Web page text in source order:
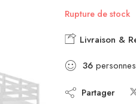
Rupture de stock
Livraison &
36
Partager